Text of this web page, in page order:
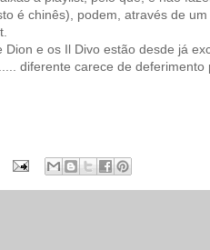
é chinês), podem, através de
e os Il Divo estão desde já
diferente carece de deferimento